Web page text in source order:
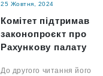
25 Жовтня, 2024
Комітет підтримав
законопроєкт про
Рахункову палату
До другого читання його